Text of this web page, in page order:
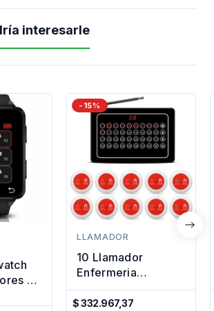
interesarle
De
-15%
LLAMADOR
10 Llamador
Enfermeria
Hospitales
Geriatricos + 1
$ 332.967,37